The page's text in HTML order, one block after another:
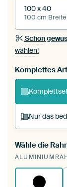
100 x 40
100 cm
Schon
wählen!
Komplettes
Nur das
Du
deinen
Wähle die